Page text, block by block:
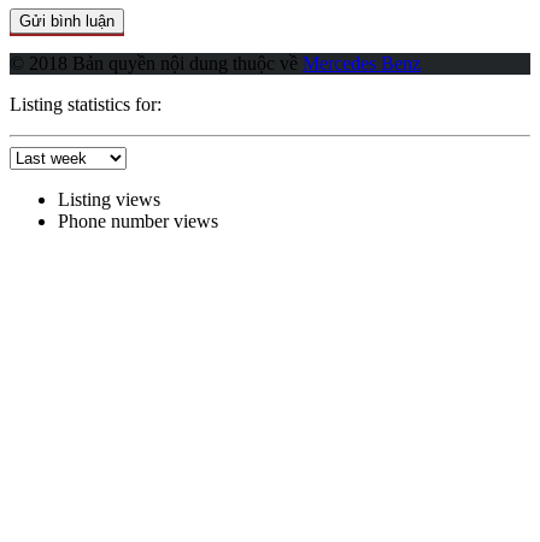
© 2018 Bản quyền nội dung thuộc về Mercedes Benz
Listing statistics for:
Listing views
Phone number views